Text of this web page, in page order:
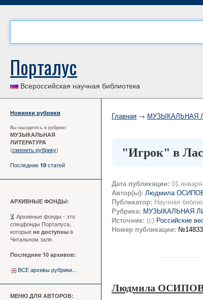
Порталус
Всероссийская научная библиотека
Новинки рубрики
Вы находитесь в рубрике:
МУЗЫКАЛЬНАЯ
ЛИТЕРАТУРА
(сменить рубрику)
Последние 10 статей
АРХИВНЫЕ ФОНДЫ:
Архивные фонды - это
спецфонды Порталуса,
которые не доступны в
Читальном зале.
Последние 10 архивов:
ВСЕ архивы рубрики...
МЕНЮ ДЛЯ АВТОРОВ:
Главная → МУЗЫКАЛЬНАЯ
"Игрок" в
Дата публикации: 01
Автор(ы): Людмила
Публикатор: Научная
Рубрика: МУЗЫКАЛЬНАЯ
Источник: (c) Российские
Номер публикации:
Людмила